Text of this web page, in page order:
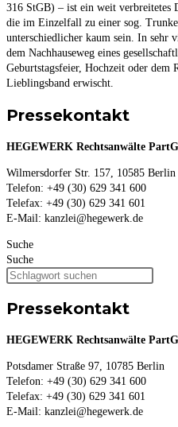
316 StGB) – ist ein weit verbreitetes
die im Einzelfall zu einer sog.
unterschiedlicher kaum sein. In sehr
dem Nachhauseweg eines
Geburtstagsfeier, Hochzeit oder dem
Lieblingsband erwischt.
Pressekontakt
HEGEWERK Rechtsanwälte
Wilmersdorfer Str. 157, 10585 Berlin
Telefon: +49 (30) 629 341 600
Telefax: +49 (30) 629 341 601
E-Mail: kanzlei@hegewerk.de
Suche
Suche
Pressekontakt
HEGEWERK Rechtsanwälte
Potsdamer Straße 97, 10785 Berlin
Telefon: +49 (30) 629 341 600
Telefax: +49 (30) 629 341 601
E-Mail: kanzlei@hegewerk.de